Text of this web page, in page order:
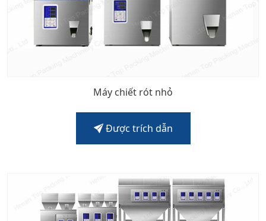
Máy chiết rót nhỏ
Được trích dẫn